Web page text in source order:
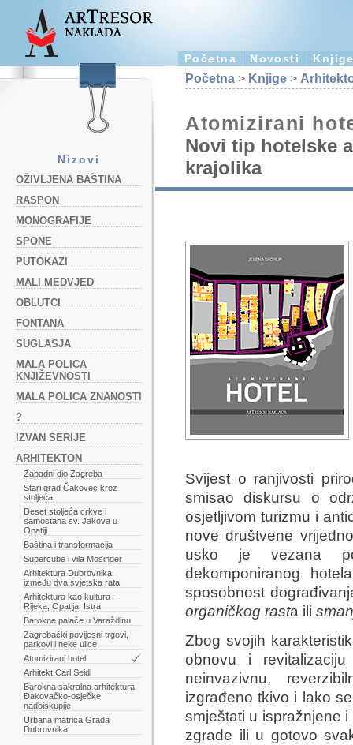
Početna Novosti
Nizovi
OŽIVLJENA BAŠTINA
RASPON
MONOGRAFIJE
SPONE
PUTOKAZI
MALI MEDVJED
OBLUTCI
FONTANA
SUGLASJA
MALA POLICA
KNJIŽEVNOSTI
MALA POLICA ZNANOSTI
?
IZVAN SERIJE
ARHITEKTON
Zapadni dio Zagreba
Stari grad Čakovec kroz
stoljeća
Deset stoljeća crkve i
samostana sv. Jakova u
Opatiji
Baština i transformacija
Supercube i vila Mosinger
Arhitektura Dubrovnika
između dva svjetska rata
Arhitektura kao kultura –
Rijeka, Opatija, Istra
Barokne palače u Varaždinu
Zagrebački povijesni trgovi,
parkovi i neke ulice
Atomizirani hotel
Arhitekt Carl Seidl
Barokna sakralna arhitektura
Đakovačko-osječke
nadbiskupije
Urbana matrica Grada
Dubrovnika
Početna > Knjige >
Atomizirani
Novi tip hotelske
krajolika
Svijest o ranjivosti
smisao diskursu o
osjetljivom turizmu i
nove društvene
usko je vezana
dekomponiranog
sposobnost
organičkog rasta ili
Zbog svojih
obnovu i
neinvazivnu,
izgrađeno tkivo i lako
smještati u ispražnjene
zgrade ili u gotovo